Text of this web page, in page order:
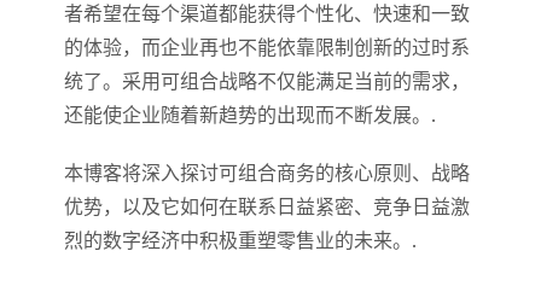
者希望在每个渠道都能获得个性化、快速和一致
的体验，而企业再也不能依靠限制创新的过时系
统了。采用可组合战略不仅能满足当前的需求，
还能使企业随着新趋势的出现而不断发展。.
本博客将深入探讨可组合商务的核心原则、战略
优势，以及它如何在联系日益紧密、竞争日益激
烈的数字经济中积极重塑零售业的未来。.